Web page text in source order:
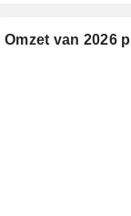
Omzet van 2026